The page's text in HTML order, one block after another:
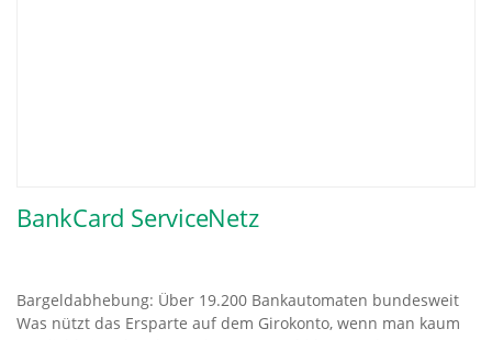
BankCard ServiceNetz
Bargeldabhebung: Über 19.200 Bankautomaten bundesweit
Was nützt das Ersparte auf dem Girokonto, wenn man kaum